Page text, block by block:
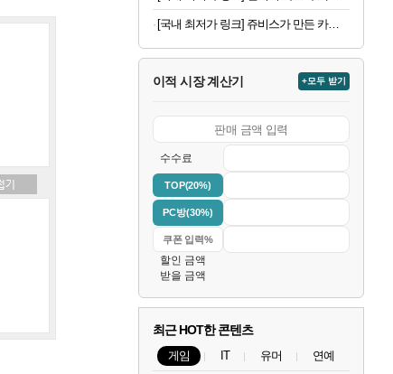
[국내 최저가 링크] 쥬비스가 만든 카테킨 450mg, 60정, 3박스
이적 시장 계산기 +모두 받기
수수료
TOP(20%)
PC방(30%)
할인 금액
받을 금액
최근 HOT한 콘텐츠
게임 IT 유머 연예